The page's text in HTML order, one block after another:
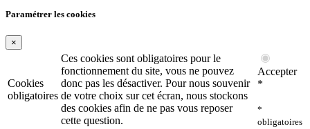
Paramétrer les cookies
×
Cookies
obligatoires
Ces cookies sont obligatoires pour le
fonctionnement du site, vous ne pouvez
donc pas les désactiver. Pour nous souvenir
de votre choix sur cet écran, nous stockons
des cookies afin de ne pas vous reposer
cette question.
Accepter
*
*
obligatoires